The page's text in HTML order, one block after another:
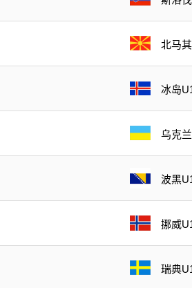
北马
冰岛
乌克
波黑
挪威
瑞典